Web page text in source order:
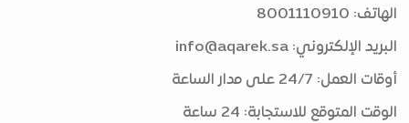
الهاتف: 8001110910
البريد الإلكتروني: info@aqarek.sa
أوقات العمل: 24/7 على مدار الساعة
الوقت المتوقع للاستجابة: 24 ساعة